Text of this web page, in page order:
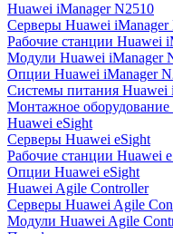
Huawei iManager N2510
Серверы Huawei iManager
Рабочие станции Huawei
Модули Huawei iManager
Опции Huawei iManager
Системы питания Huawei
Монтажное
Huawei eSight
Серверы Huawei eSight
Рабочие станции Huawei
Опции Huawei eSight
Huawei Agile Controller
Серверы Huawei Agile
Модули Huawei Agile